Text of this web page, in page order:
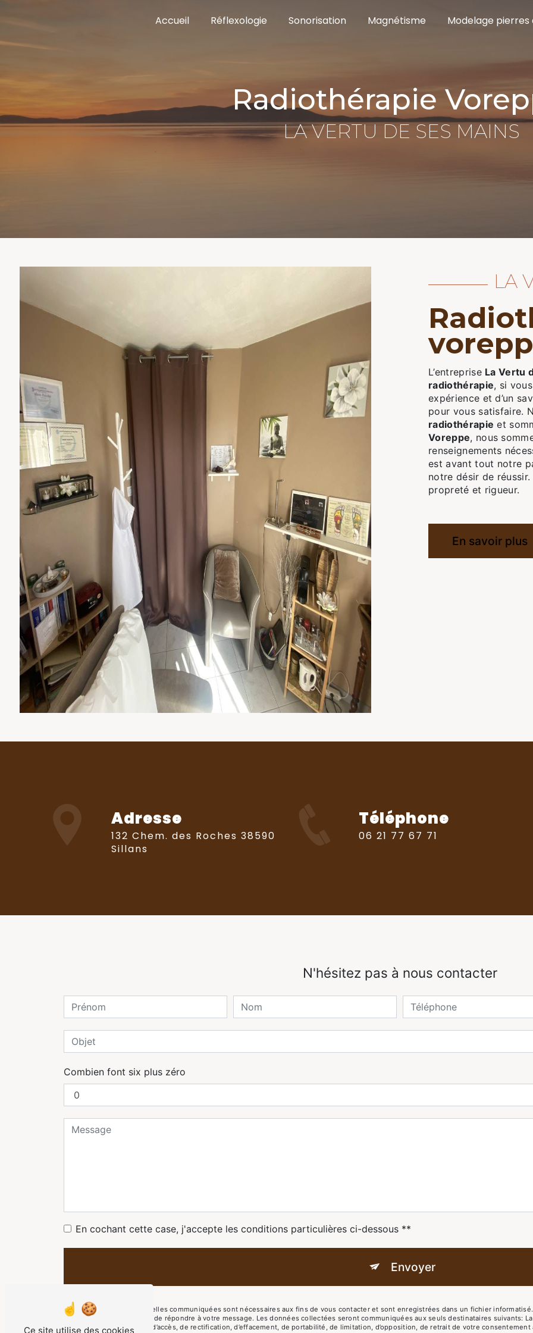
Accueil Réflexologie Sonorisation Magnétisme Modelage pierres
radiothérapie
LA VERTU DE SES MAINS
LA
radiothérapie à
L’entreprise La Vertu
radiothérapie, si
expérience et d’un
pour vous satisfaire.
radiothérapie et
Voreppe, nous
renseignements
est avant tout notre
notre désir de
propreté et rigueur.
En savoir plus
Adresse
132 Chem. des Roches 38590
Sillans
Téléphone
06 21 77 67 71
N'hésitez pas à nous contacter
Combien font six plus zéro
En cochant cette case, j'accepte les conditions particulières ci-dessous **
Envoyer
** Les données personnelles communiquées sont nécessaires aux fins de vous contacter et sont enregistrées dans un fichier
traitants dans le seul but de répondre à votre message. Les données collectées seront communiquées aux seuls destinataires suivants:
Vous disposez de droits d’accès, de rectification, d’effacement, de portabilité, de limitation, d’opposition, de retrait de votre
Ce site utilise des cookies